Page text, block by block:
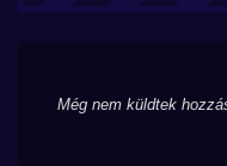
Még nem küldtek